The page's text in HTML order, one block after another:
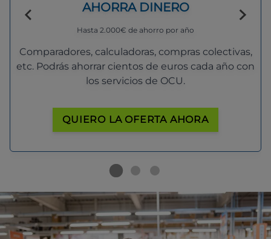
AHORRA DINERO
Hasta 2.000€ de ahorro por año
Comparadores, calculadoras, compras colectivas,
etc. Podrás ahorrar cientos de euros cada año con
los servicios de OCU.
QUIERO LA OFERTA AHORA